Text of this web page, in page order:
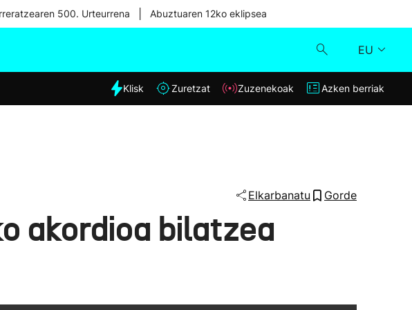
500. Urteurrena Abuztuaren 12ko eklipsea
EU
Eguraldia
Klisk
Klisk Zuretzat Zuzenekoak Azken berriak
Elkarbanatu Gorde
akordioa bilatzea